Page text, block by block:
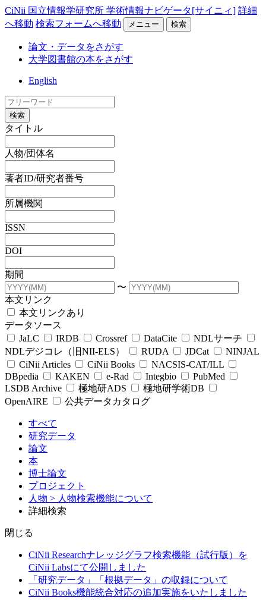
CiNii 国立情報学研究所 学術情報ナビゲータ[サイニィ] 詳細
へ移動 検索フォームへ移動 メニュー 検索
論文・データをさがす
大学図書館の本をさがす
English
検索
タイトル
人物/団体名
著者ID/研究者番号
所属機関
ISSN
DOI
期間
〜
本文リンク
本文リンクあり
データソース
JaLC
IRDB Crossref DataCite
NDLサーチ
NDLデジコレ（旧NII-ELS）
RUDA JDCat
NINJAL
CiNii Articles
CiNii Books
NACSIS-CAT/ILL
DBpedia
KAKEN e-Rad Integbio
PubMed
LSDB Archive
極地研ADS
極地研学術DB
OpenAIRE
公共データカタログ
すべて
研究データ
論文
本
博士論文
プロジェクト
人物 > 人物検索機能について
詳細検索
閉じる
CiNii Researchナレッジグラフ検索機能（試行版）を
CiNii Labsにて公開しました
「研究データ」「根拠データ」の収録について
CiNii Books機能統合対応の追加実施をいたしました